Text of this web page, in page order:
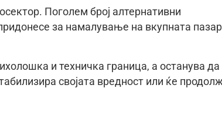
Поголем број алтернативни
за намалување на вкупната
и техничка граница, а останува да
својата вредност или ќе